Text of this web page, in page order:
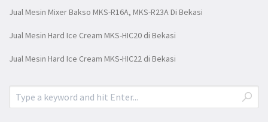
Jual Mesin Mixer Bakso MKS-R16A, MKS-R23A Di Bekasi
Jual Mesin Hard Ice Cream MKS-HIC20 di Bekasi
Jual Mesin Hard Ice Cream MKS-HIC22 di Bekasi